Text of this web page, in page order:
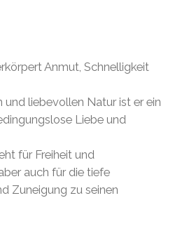
Anmut, Schnelligkeit
und liebevollen Natur ist er ein
Liebe und
für Freiheit und
auch für die tiefe
Zuneigung zu seinen